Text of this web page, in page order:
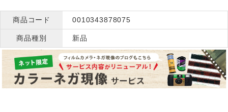
商品コード 0010343878075
商品種別 新品